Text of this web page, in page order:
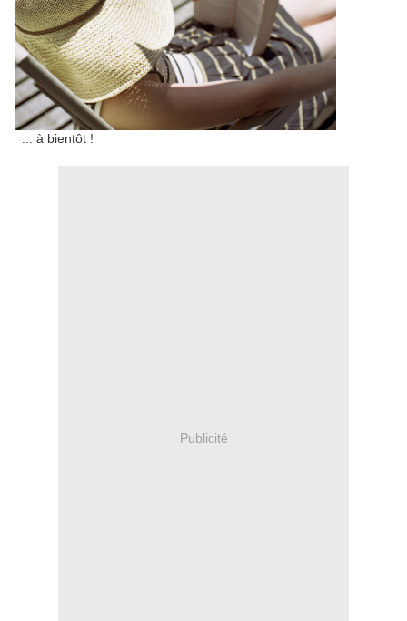
... à bientôt !
Publicité